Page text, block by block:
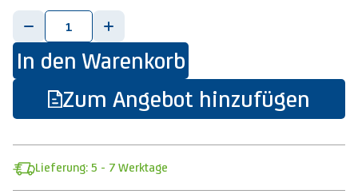
-
+
In den Warenkorb
Zum Angebot hinzufügen
Lieferung: 5 - 7 Werktage